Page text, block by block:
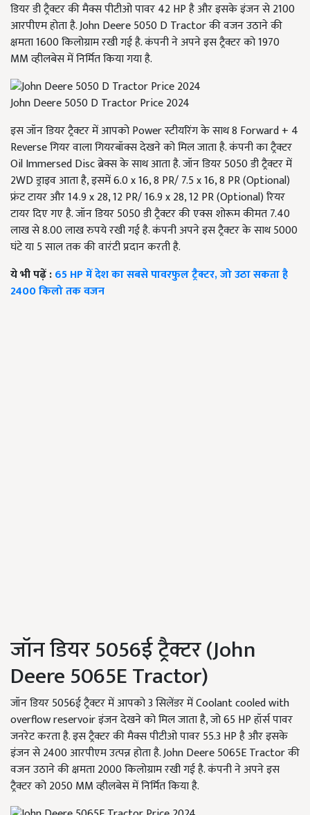
डियर डी ट्रैक्टर की मैक्स पीटीओ पावर 42 HP है और इसके इंजन से 2100
आरपीएम होता है. John Deere 5050 D Tractor की वजन उठाने की
क्षमता 1600 किलोग्राम रखी गई है. कंपनी ने अपने इस ट्रैक्टर को 1970
MM व्हीलबेस में निर्मित किया गया है.
John Deere 5050 D Tractor Price 2024
इस जॉन डियर ट्रैक्टर में आपको Power स्टीयरिंग के साथ 8 Forward + 4
Reverse गियर वाला गियरबॉक्स देखने को मिल जाता है. कंपनी का ट्रैक्टर
Oil Immersed Disc ब्रेक्स के साथ आता है. जॉन डियर 5050 डी ट्रैक्टर में
2WD ड्राइव आता है, इसमें 6.0 x 16, 8 PR/ 7.5 x 16, 8 PR (Optional)
फ्रंट टायर और 14.9 x 28, 12 PR/ 16.9 x 28, 12 PR (Optional) रियर
टायर दिए गए है. जॉन डियर 5050 डी ट्रैक्टर की एक्स शोरूम कीमत 7.40
लाख से 8.00 लाख रुपये रखी गई है. कंपनी अपने इस ट्रैक्टर के साथ 5000
घंटे या 5 साल तक की वारंटी प्रदान करती है.
ये भी पढ़ें :65 HP में देश का सबसे पावरफुल ट्रैक्टर, जो उठा सकता है
2400 किलो तक वजन
जॉन डियर 5056ई ट्रैक्टर (John
Deere 5065E Tractor)
जॉन डियर 5056ई ट्रैक्टर में आपको 3 सिलेंडर में Coolant cooled with
overflow reservoir इंजन देखने को मिल जाता है, जो 65 HP हॉर्स पावर
जनरेट करता है. इस ट्रैक्टर की मैक्स पीटीओ पावर 55.3 HP है और इसके
इंजन से 2400 आरपीएम उत्पन्न होता है. John Deere 5065E Tractor की
वजन उठाने की क्षमता 2000 किलोग्राम रखी गई है. कंपनी ने अपने इस
ट्रैक्टर को 2050 MM व्हीलबेस में निर्मित किया है.